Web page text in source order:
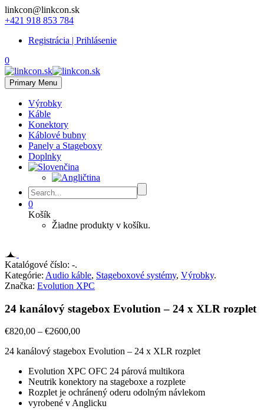
linkcon@linkcon.sk
+421 918 853 784
Registrácia | Prihlásenie
0
Primary Menu
Výrobky
Káble
Konektory
Káblové bubny
Panely a Stageboxy
Doplnky
0
Košík
Žiadne produkty v košíku.
Katalógové číslo: -.
Kategórie: Audio káble, Stageboxové systémy, Výrobky.
Značka: Evolution XPC
24 kanálový stagebox Evolution – 24 x XLR rozplet
€820,00 – €2600,00
24 kanálový stagebox Evolution – 24 x XLR rozplet
Evolution XPC OFC 24 párová multikora
Neutrik konektory na stageboxe a rozplete
Rozplet je ochránený oderu odolným návlekom
vyrobené v Anglicku